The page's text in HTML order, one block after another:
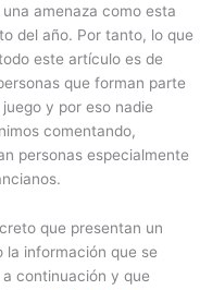
amenaza como esta
del año. Por tanto, lo que
este artículo es de
que forman parte
y por eso nadie
comentando,
personas especialmente
que presentan un
la información que se
continuación y que